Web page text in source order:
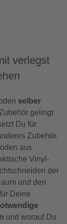
verlegst
selber
gelingt
Du für
Zubehör.
aus
Vinyl-
der
und den
Deine
und worauf Du